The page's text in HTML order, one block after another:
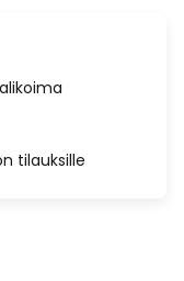
tilauksille